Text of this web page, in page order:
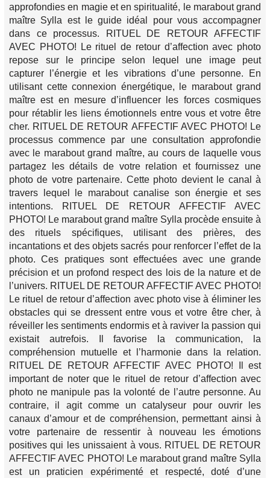
approfondies en magie et en spiritualité, le marabout grand
maître Sylla est le guide idéal pour vous accompagner
dans ce processus. RITUEL DE RETOUR AFFECTIF
AVEC PHOTO! Le rituel de retour d’affection avec photo
repose sur le principe selon lequel une image peut
capturer l’énergie et les vibrations d’une personne. En
utilisant cette connexion énergétique, le marabout grand
maître est en mesure d’influencer les forces cosmiques
pour rétablir les liens émotionnels entre vous et votre être
cher. RITUEL DE RETOUR AFFECTIF AVEC PHOTO! Le
processus commence par une consultation approfondie
avec le marabout grand maître, au cours de laquelle vous
partagez les détails de votre relation et fournissez une
photo de votre partenaire. Cette photo devient le canal à
travers lequel le marabout canalise son énergie et ses
intentions. RITUEL DE RETOUR AFFECTIF AVEC
PHOTO! Le marabout grand maître Sylla procède ensuite à
des rituels spécifiques, utilisant des prières, des
incantations et des objets sacrés pour renforcer l’effet de la
photo. Ces pratiques sont effectuées avec une grande
précision et un profond respect des lois de la nature et de
l’univers. RITUEL DE RETOUR AFFECTIF AVEC PHOTO!
Le rituel de retour d’affection avec photo vise à éliminer les
obstacles qui se dressent entre vous et votre être cher, à
réveiller les sentiments endormis et à raviver la passion qui
existait autrefois. Il favorise la communication, la
compréhension mutuelle et l’harmonie dans la relation.
RITUEL DE RETOUR AFFECTIF AVEC PHOTO! Il est
important de noter que le rituel de retour d’affection avec
photo ne manipule pas la volonté de l’autre personne. Au
contraire, il agit comme un catalyseur pour ouvrir les
canaux d’amour et de compréhension, permettant ainsi à
votre partenaire de ressentir à nouveau les émotions
positives qui les unissaient à vous. RITUEL DE RETOUR
AFFECTIF AVEC PHOTO! Le marabout grand maître Sylla
est un praticien expérimenté et respecté, doté d’une